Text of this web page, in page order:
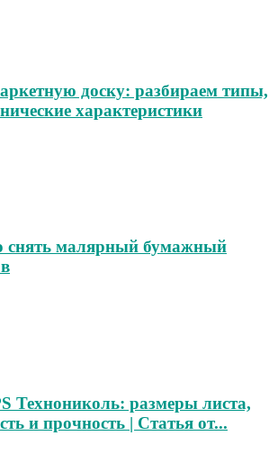
доску: разбираем типы,
характеристики
снять малярный бумажный
Технониколь: размеры листа,
и прочность | Статья от...